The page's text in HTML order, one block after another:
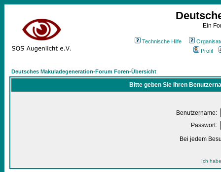
Ein
Technische Hilfe
Profil
Deutsches Makuladegeneration-Forum Foren-Übersicht
Bitte geben Sie Ihren
Benutzername:
Passwort:
Bei jedem
Ich